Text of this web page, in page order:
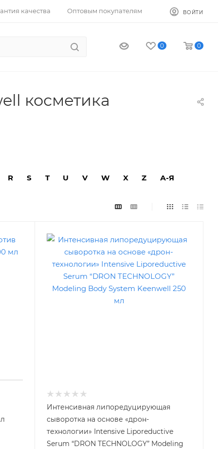
качества Оптовым покупателям ВОЙТИ
0 0
косметика
R S T U V W X Z А-Я
Интенсивная липоредуцирующая
сыворотка на основе «дрон-
технологии» Intensive Liporeductive
Serum “DRON TECHNOLOGY” Modeling